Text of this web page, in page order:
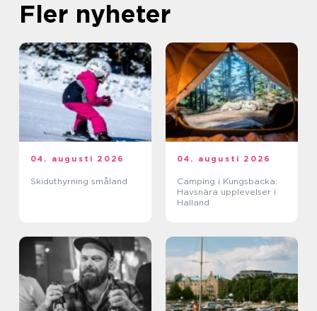
Fler nyheter
04. augusti 2026
Skiduthyrning småland
04. augusti 2026
Camping i Kungsbacka:
Havsnära upplevelser i
Halland